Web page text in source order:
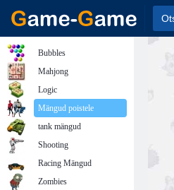
Bubbles
Mahjong
Logic
Mängud poistele
tank mängud
Shooting
Racing Mängud
Zombies